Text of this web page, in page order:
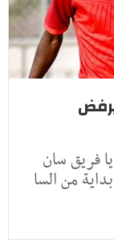
فريق سان
من السا